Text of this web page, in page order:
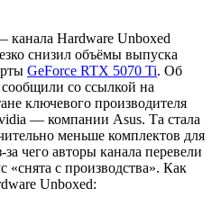
Hardware Unboxed
снизил объёмы выпуска
GeForce RTX 5070 Ti. Об
сообщили со ссылкой на
ключевого производителя
— компании Asus. Та стала
меньше комплектов для
чего авторы канала перевели
«снята с производства». Как
Unboxed: